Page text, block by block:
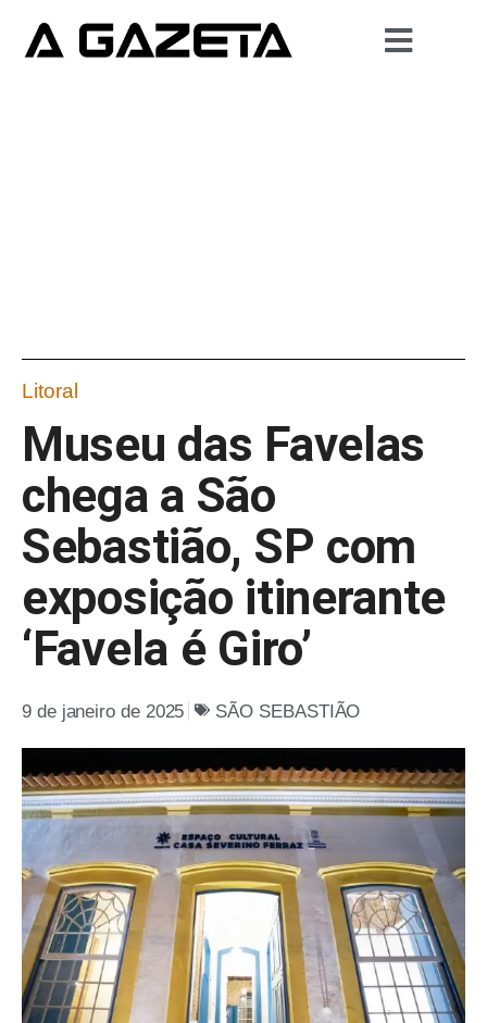
Litoral
Museu das Favelas
chega a São
Sebastião, SP com
exposição itinerante
‘Favela é Giro’
9 de janeiro de 2025 SÃO SEBASTIÃO